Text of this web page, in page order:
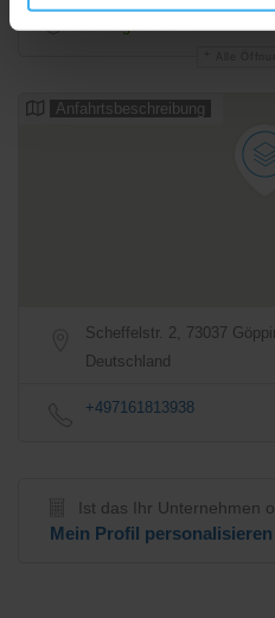
Jetzt geöffnet
Anfahrtsbeschreibung
Scheffelstr. 2, 73037
Deutschland
+497161813938
Ist das Ihr Unternehmen
Mein Profil personalisieren